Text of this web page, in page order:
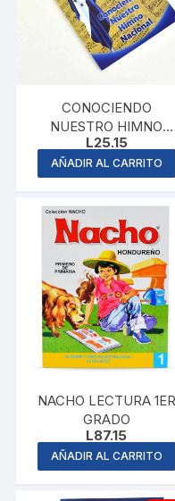
CONOCIENDO
NUESTRO HIMNO
NACIONAL
L25.15
AÑADIR AL CARRITO
NACHO LECTURA 1ER
GRADO
L87.15
AÑADIR AL CARRITO